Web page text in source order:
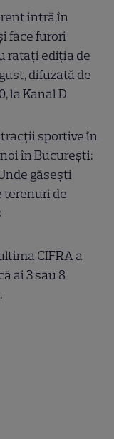
intră în
face furori
ratați ediția de
difuzată de
la Kanal D
sportive în
în București:
găsești
terenuri de
CIFRA a
ai 3 sau 8